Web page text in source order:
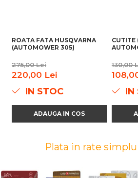
ROATA FATA HUSQVARNA
(AUTOMOWER 305)
275,00 Lei
220,00 Lei
IN STOC
ADAUGA IN COS
CUTITE
130,00
IN
Plata in rate